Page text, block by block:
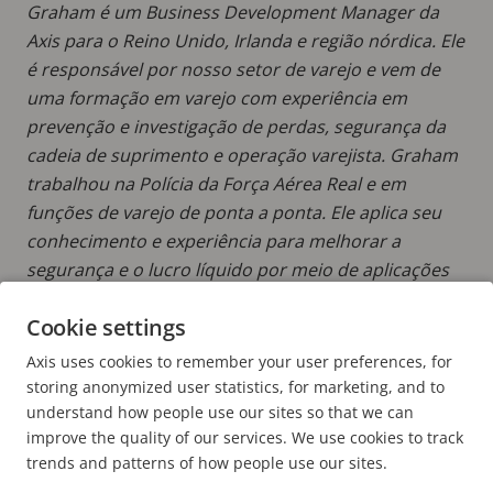
Graham é um Business Development Manager da
Axis para o Reino Unido, Irlanda e região nórdica. Ele
é responsável por nosso setor de varejo e vem de
uma formação em varejo com experiência em
prevenção e investigação de perdas, segurança da
cadeia de suprimento e operação varejista. Graham
trabalhou na Polícia da Força Aérea Real e em
funções de varejo de ponta a ponta. Ele aplica seu
conhecimento e experiência para melhorar a
segurança e o lucro líquido por meio de aplicações
tempo livre, Graham equilibra seu amor pela comida
com ciclismo off-road e treino em academia.
Cookie settings
Axis uses cookies to remember your user preferences, for
storing anonymized user statistics, for marketing, and to
understand how people use our sites so that we can
improve the quality of our services. We use cookies to track
trends and patterns of how people use our sites.